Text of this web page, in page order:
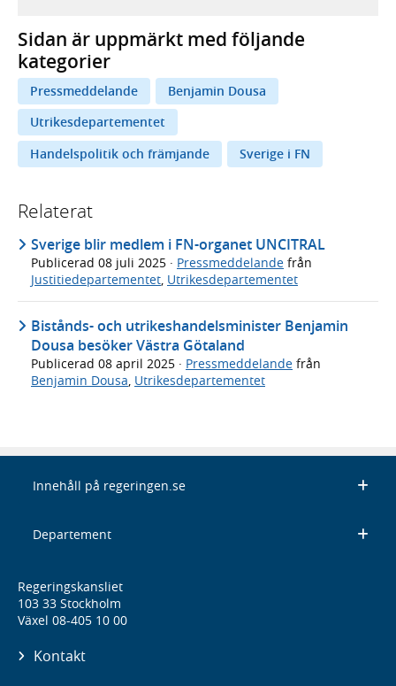
Sidan är uppmärkt med följande
kategorier
Pressmeddelande
Benjamin Dousa
Utrikesdepartementet
Handelspolitik och främjande
Sverige i FN
Relaterat
Sverige blir medlem i FN-organet UNCITRAL
Publicerad 08 juli 2025 · Pressmeddelande från
Justitiedepartementet, Utrikesdepartementet
Bistånds- och utrikeshandelsminister Benjamin
Dousa besöker Västra Götaland
Publicerad 08 april 2025 · Pressmeddelande från
Benjamin Dousa Utrikesdepartementet
Innehåll på regeringen.se
Departement
Regeringskansliet
103 33 Stockholm
Växel 08-405 10 00
Kontakt